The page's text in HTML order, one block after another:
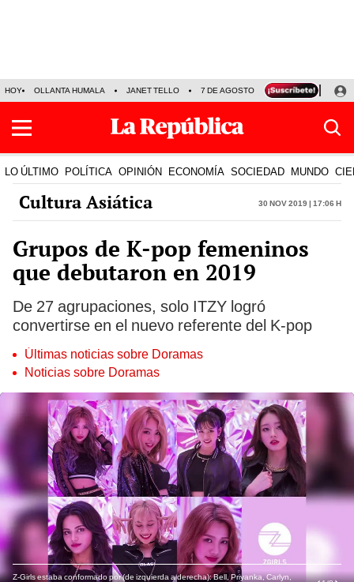
HOY OLLANTA HUMALA JANET TELLO 7 DE AGOSTO TINKA RESULTADOS
LO ÚLTIMO POLÍTICA OPINIÓN ECONOMÍA SOCIEDAD MUNDO
Cultura Asiática 30 Nov 2019 | 17:06 h
Grupos de K-pop femeninos
que debutaron en 2019
De 27 agrupaciones, solo ITZY logró
convertirse en el nuevo referente del K-pop
Últimas noticias sobre Doramas
Noticias sobre Doramas
Z-Girls estaba conformado por (de izquierda a derecha): Bell, Priyanka, Carlyn,